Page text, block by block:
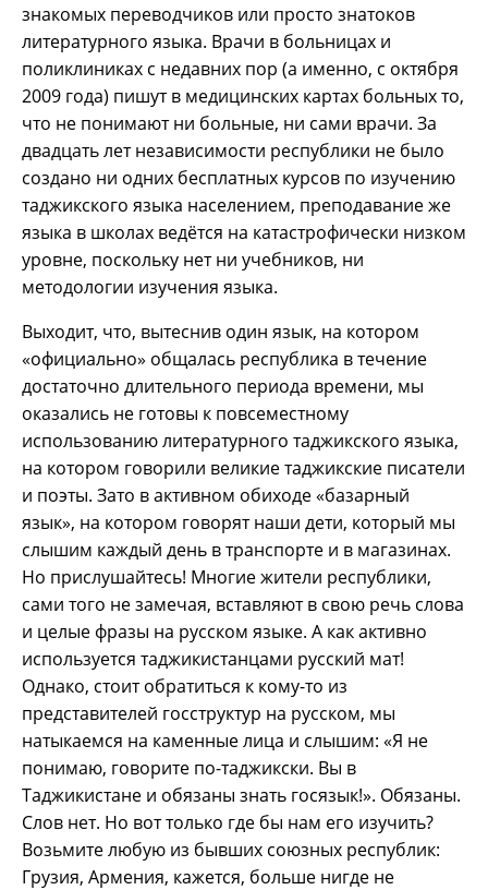
знакомых переводчиков или просто знатоков
литературного языка. Врачи в больницах и
поликлиниках с недавних пор (а именно, с октября
2009 года) пишут в медицинских картах больных то,
что не понимают ни больные, ни сами врачи. За
двадцать лет независимости республики не было
создано ни одних бесплатных курсов по изучению
таджикского языка населением, преподавание же
языка в школах ведётся на катастрофически низком
уровне, поскольку нет ни учебников, ни
методологии изучения языка.
Выходит, что, вытеснив один язык, на котором
«официально» общалась республика в течение
достаточно длительного периода времени, мы
оказались не готовы к повсеместному
использованию литературного таджикского языка,
на котором говорили великие таджикские писатели
и поэты. Зато в активном обиходе «базарный
язык», на котором говорят наши дети, который мы
слышим каждый день в транспорте и в магазинах.
Но прислушайтесь! Многие жители республики,
сами того не замечая, вставляют в свою речь слова
и целые фразы на русском языке. А как активно
используется таджикистанцами русский мат!
Однако, стоит обратиться к кому-то из
представителей госструктур на русском, мы
натыкаемся на каменные лица и слышим: «Я не
понимаю, говорите по-таджикски. Вы в
Таджикистане и обязаны знать госязык!». Обязаны.
Слов нет. Но вот только где бы нам его изучить?
Возьмите любую из бывших союзных республик:
Грузия, Армения, кажется, больше нигде не